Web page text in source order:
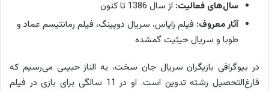
سال‌های فعالیت: از سال 1386 تا کنون
آثار معروف: فیلم زاپاس، سریال دوپینگ، فیلم رمانتیسم عماد و
طوبا و سریال حیثیت گمشده
در بیوگرافی بازیگران سریال جان سخت، به الناز حبیبی می‌رسیم که
فارغ‌التحصیل رشته تدوین است. او در 11 سالگی برای بازی در فیلم